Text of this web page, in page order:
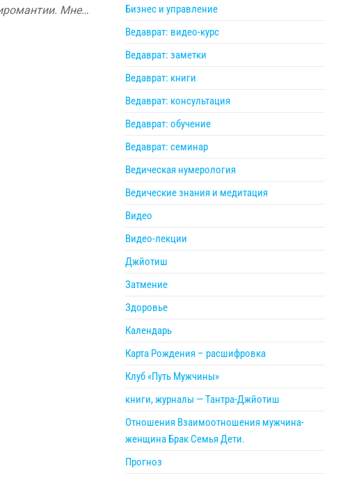
Мне…
Бизнес и управление
Ведаврат: видео-курс
Ведаврат: заметки
Ведаврат: книги
Ведаврат: консультация
Ведаврат: обучение
Ведаврат: семинар
Ведическая нумерология
Ведические знания и медитация
Видео
Видео-лекции
Джйотиш
Затмение
Здоровье
Календарь
Карта Рождения – расшифровка
Клуб «Путь Мужчины»
книги, журналы — Тантра-Джйотиш
Отношения Взаимоотношения мужчина-
женщина Брак Семья Дети.
Прогноз